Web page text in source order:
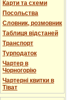
Карти та схеми
Посольства
Словник, розмовник
Таблиця відстаней
Транспорт
Турподаток
Чартер в
Чорногорію
Чартерні квитки в
Тіват